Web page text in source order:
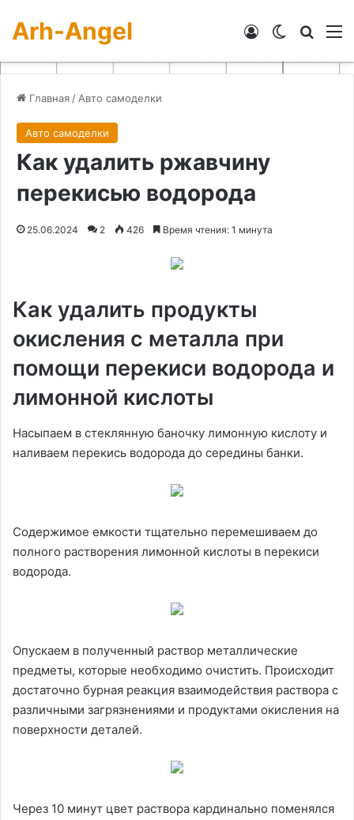
Arh-Angel Switch skin
Войти
Главная / Авто самоделки
Авто самоделки
Как удалить ржавчину
перекисью водорода
25.06.2024 2 426 Время чтения: 1 минута
Как удалить продукты
окисления с металла при
помощи перекиси водорода и
лимонной кислоты
Насыпаем в стеклянную баночку лимонную кислоту и
наливаем перекись водорода до середины банки.
Содержимое емкости тщательно перемешиваем до
полного растворения лимонной кислоты в перекиси
водорода.
Опускаем в полученный раствор металлические
предметы, которые необходимо очистить. Происходит
достаточно бурная реакция взаимодействия раствора с
различными загрязнениями и продуктами окисления на
поверхности деталей.
Через 10 минут цвет раствора кардинально поменялся